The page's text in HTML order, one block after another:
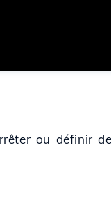
ou définir